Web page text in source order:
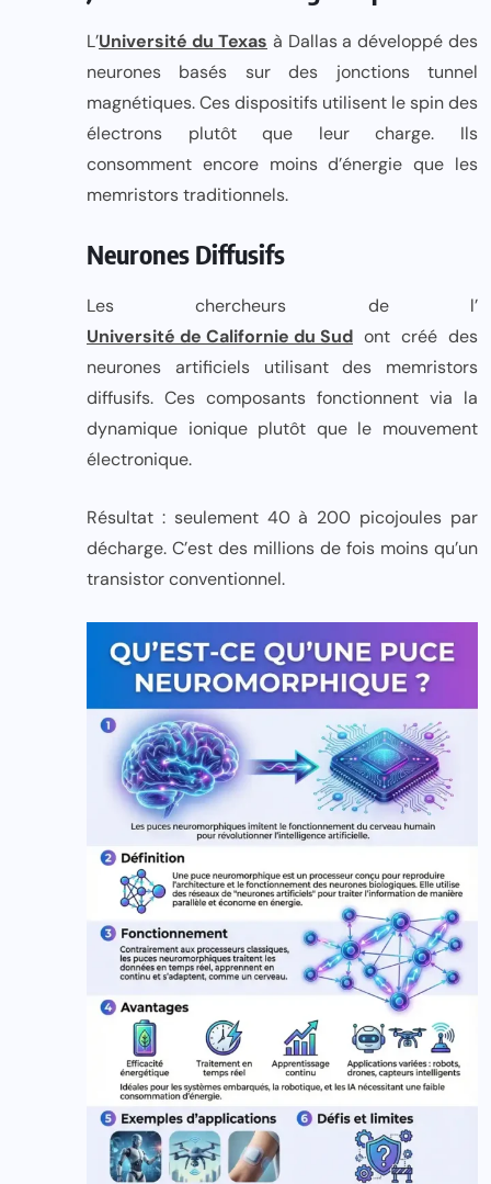
L’Université du Texas à Dallas a développé des
neurones basés sur des jonctions tunnel
magnétiques. Ces dispositifs utilisent le spin des
électrons plutôt que leur charge. Ils
consomment encore moins d’énergie que les
memristors traditionnels.
Neurones Diffusifs
Les chercheurs de l’
Université de Californie du Sud ont créé des
neurones artificiels utilisant des memristors
diffusifs. Ces composants fonctionnent via la
dynamique ionique plutôt que le mouvement
électronique.
Résultat : seulement 40 à 200 picojoules par
décharge. C’est des millions de fois moins qu’un
transistor conventionnel.